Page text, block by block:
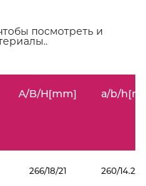
посмотреть и
A/B/H[mm] a/b/
266/18/21 260/14.2/